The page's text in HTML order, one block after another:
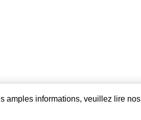
amples informations, veuillez lire nos